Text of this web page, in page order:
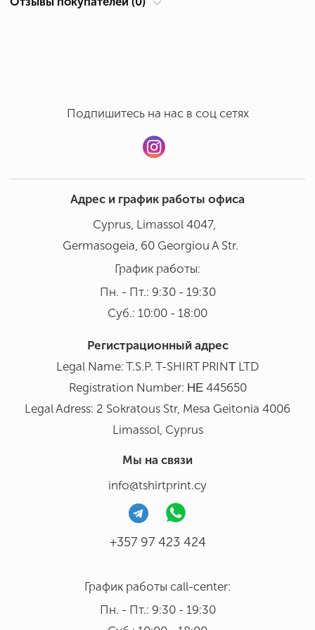
Суб.: 10:00 - 18:00
Подпишитесь на нас в соц сетях
Адрес и график работы офиса
Cyprus, Limassol 4047,
Germasogeia, 60 Georgiou A Str.
График работы:
Пн. - Пт.: 9:30 - 19:30
Суб.: 10:00 - 18:00
Регистрационный адрес
Legal Name: T.S.P. T-SHIRT PRINΤ LTD
Registration Number: ΗΕ 445650
Legal Adress: 2 Sokratous Str, Mesa Geitonia 4006
Limassol, Cyprus
Мы на связи
info@tshirtprint.cy
+357 97 423 424
График работы call-center:
Пн. - Пт.: 9:30 - 19:30